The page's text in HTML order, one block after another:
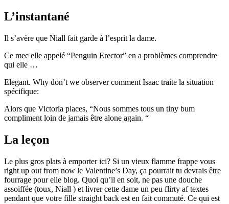
L’instantané
Il s’avère que Niall fait garde à l’esprit la dame.
Ce mec elle appelé “Penguin Erector” en a problèmes comprendre
qui elle …
Elegant. Why don’t we observer comment Isaac traite la situation
spécifique:
Alors que Victoria places, “Nous sommes tous un tiny bum
compliment loin de jamais être alone again. “
La leçon
Le plus gros plats à emporter ici? Si un vieux flamme frappe vous
right up out from now le Valentine’s Day, ça pourrait tu devrais être
fourrage pour elle blog. Quoi qu’il en soit, ne pas une douche
assoiffée (toux, Niall ) et livrer cette dame un peu flirty af textes
pendant que votre fille straight back est en fait commuté. Ce qui est